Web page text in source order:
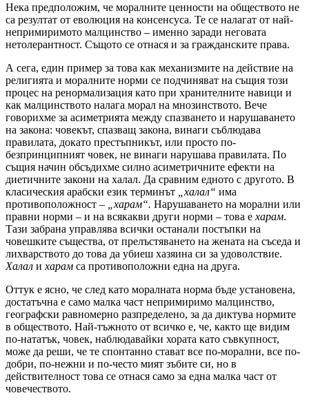
Нека предположим, че моралните ценности на обществото не
са резултат от еволюция на консенсуса. Те се налагат от най-
непримиримото малцинство – именно заради неговата
нетолерантност. Същото се отнася и за гражданските права.
А сега, един пример за това как механизмите на действие на
религията и моралните норми се подчиняват на същия този
процес на ренормализация като при хранителните навици и
как малцинството налага морал на мнозинството. Вече
говорихме за асиметрията между спазването и нарушаването
на закона: човекът, спазващ закона, винаги съблюдава
правилата, докато престъпникът, или просто по-
безпринципният човек, не винаги нарушава правилата. По
същия начин обсъдихме силно асиметричните ефекти на
диетичните закони на халал. Да сравним едното с другото. В
класическия арабски език терминът
„халал“ има
противоположност –
„харам“. Нарушаването на морални или
правни норми – и на всякакви други норми – това е харам.
Тази забрана управлява всички останали постъпки на
човешките същества, от прелъстяването на жената на съседа и
лихварството до това да убиеш хазяина си за удоволствие.
Халал и харам са противоположни една на друга.
Оттук е ясно, че след като моралната норма бъде установена,
достатъчна е само малка част непримиримо малцинство,
географски равномерно разпределено, за да диктува нормите
в обществото. Най-тъжното от всичко е, че, както ще видим
по-нататък, човек, наблюдавайки хората като съвкупност,
може да реши, че те спонтанно стават все по-морални, все по-
добри, по-нежни и по-често мият зъбите си, но в
действителност това се отнася само за една малка част от
човечеството.